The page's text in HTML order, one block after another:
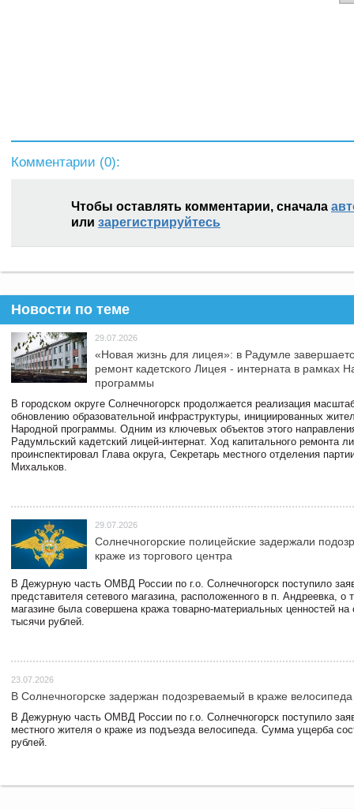
Комментарии (0):
Чтобы оставлять комментарии, сначала
или зарегистрируйтесь
Новости по теме
29.07.2026
«Новая жизнь для лицея»: в Радумле
ремонт кадетского Лицея - интерната в рамках
программы
В городском округе Солнечногорск продолжается реализация
обновлению образовательной инфраструктуры, инициированных
Народной программы. Одним из ключевых объектов этого
Радумльский кадетский лицей-интернат. Ход капитального ремонта
проинспектировал Глава округа, Секретарь местного отделения
Михальков.
29.07.2026
Солнечногорские полицейские задержали
краже из торгового центра
В Дежурную часть ОМВД России по г.о. Солнечногорск поступило
представителя сетевого магазина, расположенного в п. Андреевка, о
магазине была совершена кража товарно-материальных ценностей
тысячи рублей.
23.07.2026
В Солнечногорске задержан подозреваемый в краже велосипеда
В Дежурную часть ОМВД России по г.о. Солнечногорск поступило
местного жителя о краже из подъезда велосипеда. Сумма ущерба
рублей.